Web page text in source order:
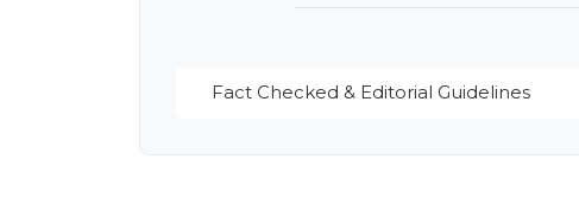
Fact Checked & Editorial Guidelines